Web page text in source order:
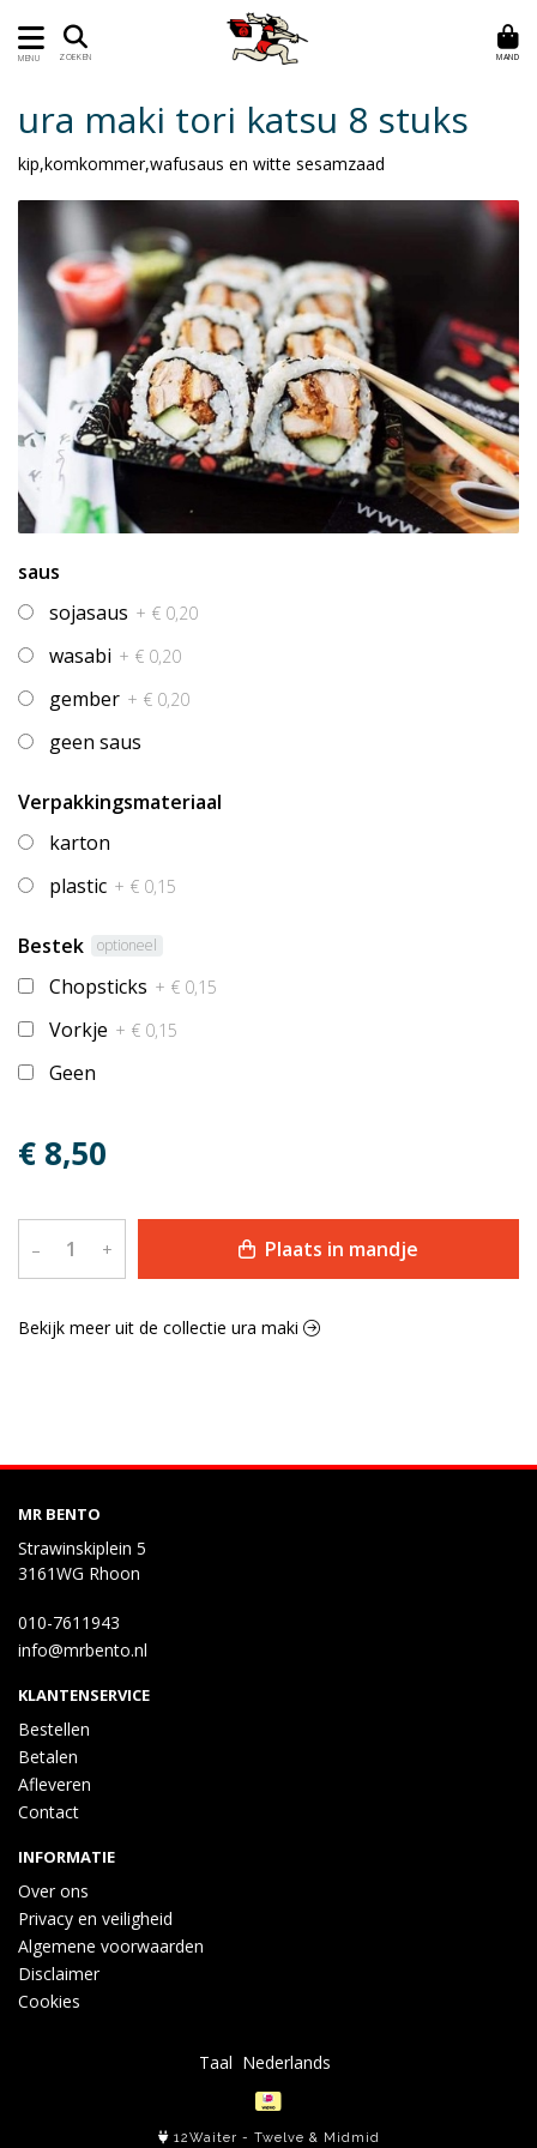
MENU ZOEKEN MAND
ura maki tori katsu 8 stuks
kip,komkommer,wafusaus en witte sesamzaad
saus
sojasaus + € 0,20
wasabi + € 0,20
gember + € 0,20
geen saus
Verpakkingsmateriaal
karton
plastic + € 0,15
Bestek optioneel
Chopsticks + € 0,15
Vorkje + € 0,15
Geen
€ 8,50
– + Plaats in mandje
Bekijk meer uit de collectie ura maki
MR BENTO
Strawinskiplein 5
3161WG Rhoon
010-7611943
info@mrbento.nl
KLANTENSERVICE
Bestellen
Betalen
Afleveren
Contact
INFORMATIE
Over ons
Privacy en veiligheid
Algemene voorwaarden
Disclaimer
Cookies
Taal
12Waiter - Twelve & Midmid